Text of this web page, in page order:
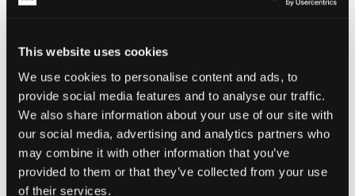
This website uses cookies
We use cookies to personalise content and ads, to
provide social media features and to analyse our traffic.
We also share information about your use of our site with
our social media, advertising and analytics partners who
may combine it with other information that you’ve
provided to them or that they’ve collected from your use
of their services.
Opplevd størrelse
STØRRELSESTABELL
VELG EN STØRRELSE
Rask levering
Fri frakt over 999 kr
Retur- og bytterett i 60 dager